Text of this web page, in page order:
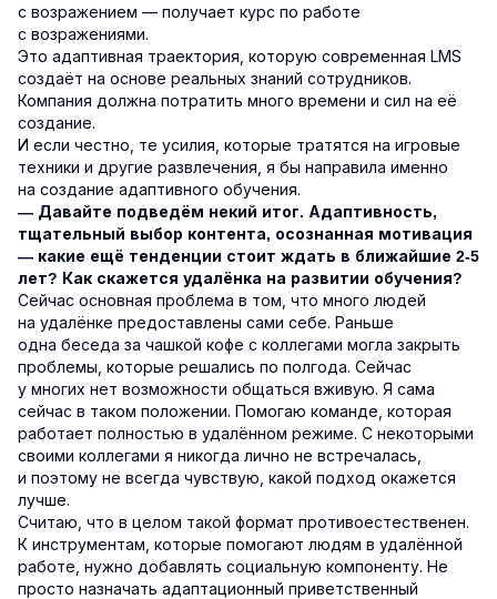
с возражением — получает курс по работе
с возражениями.
Это адаптивная траектория, которую современная LMS
создаёт на основе реальных знаний сотрудников.
Компания должна потратить много времени и сил на её
создание.
И если честно, те усилия, которые тратятся на игровые
техники и другие развлечения, я бы направила именно
на создание адаптивного обучения.
— Давайте подведём некий итог. Адаптивность,
тщательный выбор контента, осознанная мотивация
— какие ещё тенденции стоит ждать в ближайшие 2-5
лет? Как скажется удалёнка на развитии обучения?
Сейчас основная проблема в том, что много людей
на удалёнке предоставлены сами себе. Раньше
одна беседа за чашкой кофе с коллегами могла закрыть
проблемы, которые решались по полгода. Сейчас
у многих нет возможности общаться вживую. Я сама
сейчас в таком положении. Помогаю команде, которая
работает полностью в удалённом режиме. С некоторыми
своими коллегами я никогда лично не встречалась,
и поэтому не всегда чувствую, какой подход окажется
лучше.
Считаю, что в целом такой формат противоестественен.
К инструментам, которые помогают людям в удалённой
работе, нужно добавлять социальную компоненту. Не
просто назначать адаптационный приветственный